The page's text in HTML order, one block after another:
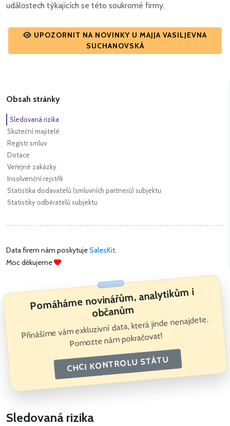
událostech týkajících se této soukromé firmy.
UPOZORNIT NA NOVINKY U MAJJA VASILJEVNA
SUCHANOVSKÁ
Obsah stránky
Sledovaná rizika
Skuteční majitelé
Registr smluv
Dotace
Veřejné zakázky
Insolvenční rejstřík
Statistika dodavatelů (smluvních partnerů) subjektu
Statistiky odběratelů subjektu
Data firem nám poskytujeSalesKit.
Moc děkujeme
Pomáháme novinářům, analytikům i
občanům
Přinášíme vám exkluzivní data, která jinde nenajdete.
Pomozte nám pokračovat!
CHCI KONTROLU STÁTU
Sledovaná rizika